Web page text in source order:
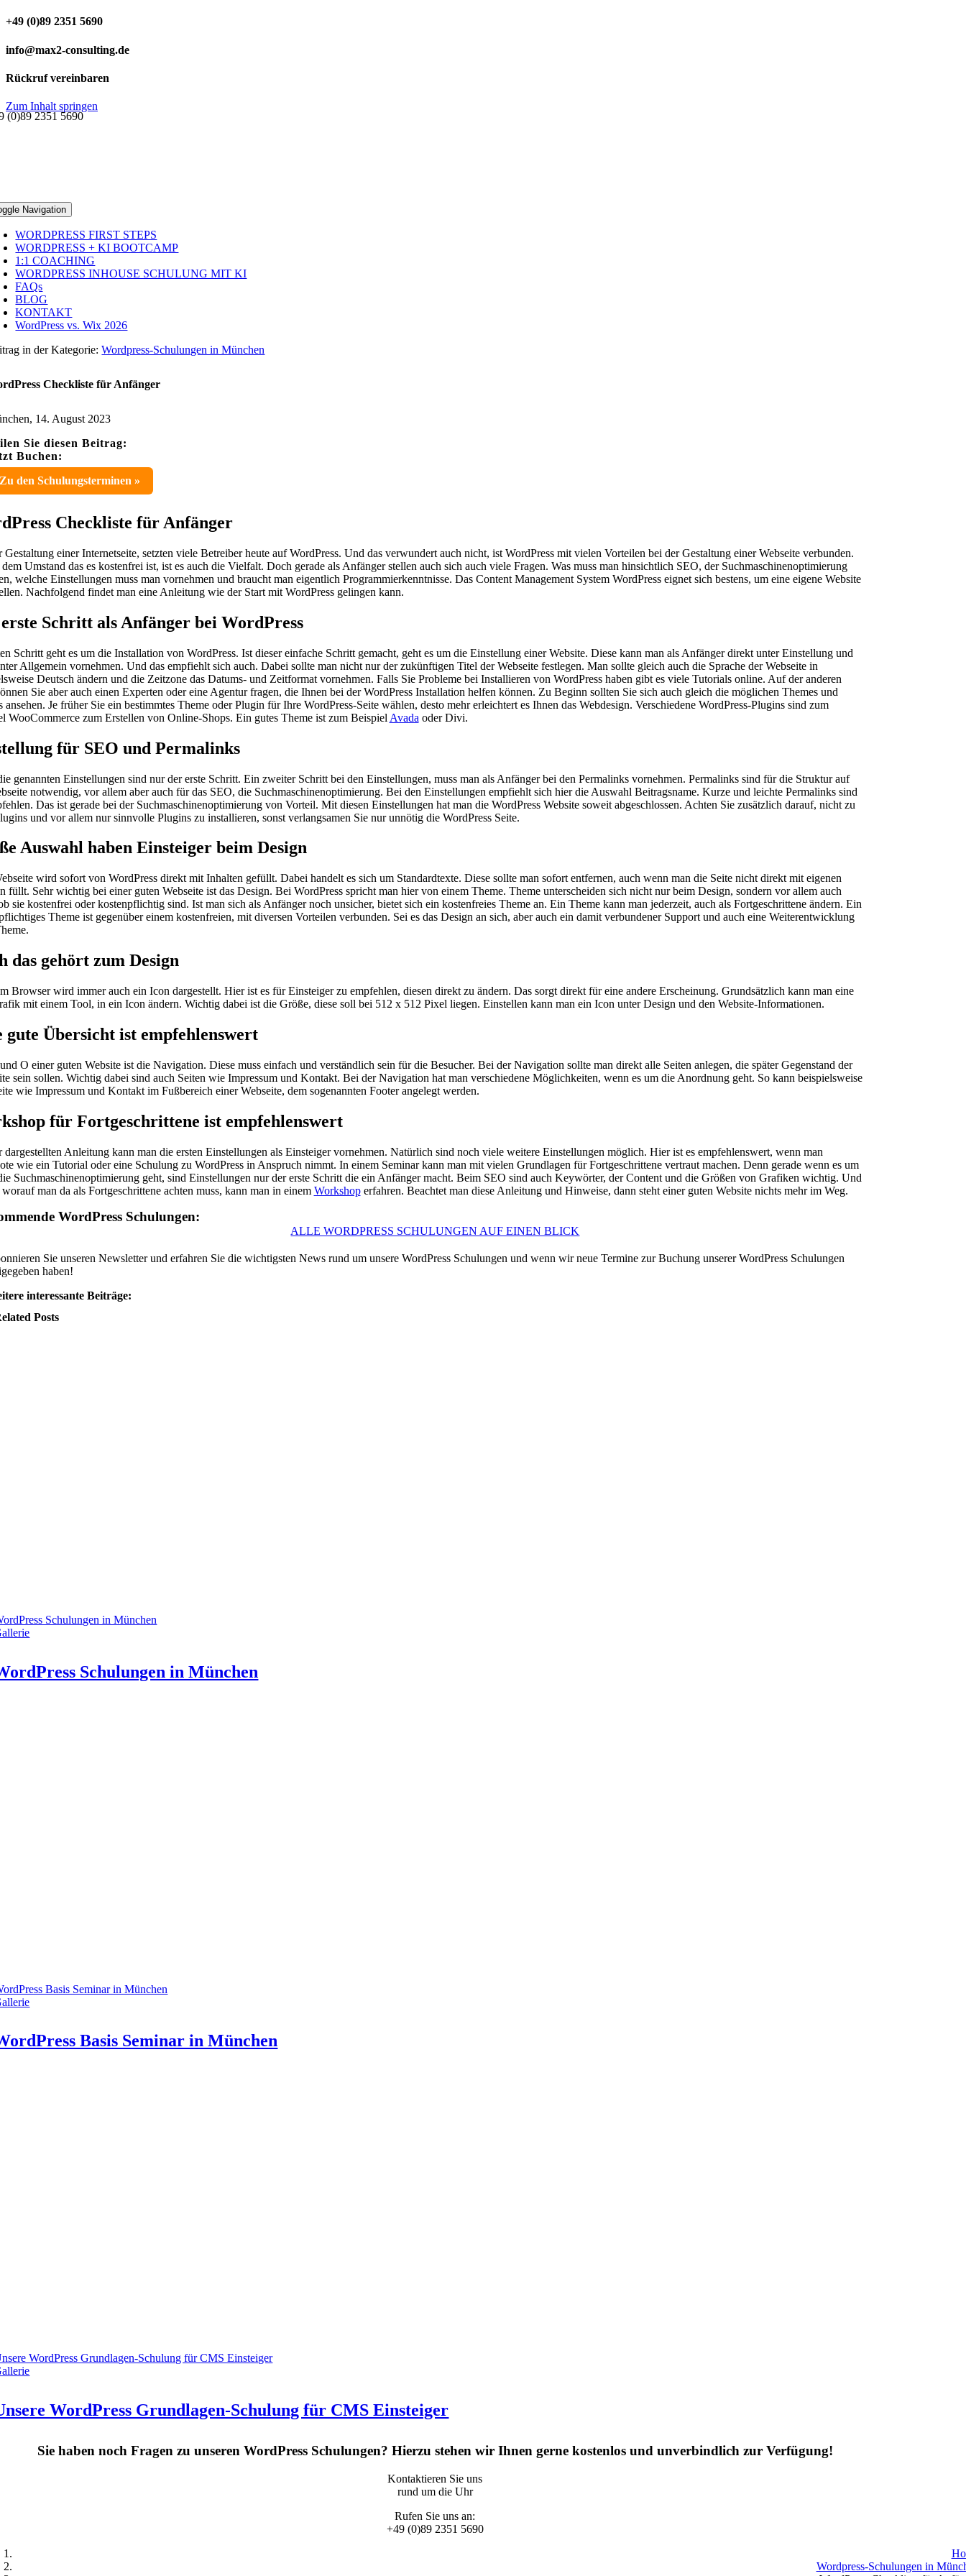
+49 (0)89 2351 5690
info@max2-consulting.de
Rückruf vereinbaren
Zum Inhalt springen
(0)89 2351 5690
Navigation
WORDPRESS FIRST STEPS
WORDPRESS + KI BOOTCAMP
1:1 COACHING
WORDPRESS INHOUSE SCHULUNG MIT KI
FAQs
BLOG
KONTAKT
WordPress vs. Wix 2026
in der Kategorie:Wordpress-Schulungen in München
Checkliste für Anfänger
14. August 2023
Sie diesen Beitrag:
Buchen:
Zu den Schulungsterminen »
Checkliste für Anfänger
Gestaltung einer Internetseite, setzten viele Betreiber heute auf WordPress. Und das verwundert auch nicht, ist WordPress mit vielen Vorteilen bei der Gestaltung einer Webseite verbunden.
Umstand das es kostenfrei ist, ist es auch die Vielfalt. Doch gerade als Anfänger stellen auch sich auch viele Fragen. Was muss man hinsichtlich SEO, der Suchmaschinenoptimierung
welche Einstellungen muss man vornehmen und braucht man eigentlich Programmierkenntnisse. Das Content Management System WordPress eignet sich bestens, um eine eigene Website
Nachfolgend findet man eine Anleitung wie der Start mit WordPress gelingen kann.
Schritt als Anfänger bei WordPress
Schritt geht es um die Installation von WordPress. Ist dieser einfache Schritt gemacht, geht es um die Einstellung einer Website. Diese kann man als Anfänger direkt unter Einstellung und
Allgemein vornehmen. Und das empfiehlt sich auch. Dabei sollte man nicht nur der zukünftigen Titel der Webseite festlegen. Man sollte gleich auch die Sprache der Webseite in
Deutsch ändern und die Zeitzone das Datums- und Zeitformat vornehmen. Falls Sie Probleme bei Installieren von WordPress haben gibt es viele Tutorials online. Auf der anderen
Sie aber auch einen Experten oder eine Agentur fragen, die Ihnen bei der WordPress Installation helfen können. Zu Beginn sollten Sie sich auch gleich die möglichen Themes und
ansehen. Je früher Sie ein bestimmtes Theme oder Plugin für Ihre WordPress-Seite wählen, desto mehr erleichtert es Ihnen das Webdesign. Verschiedene WordPress-Plugins sind zum
WooCommerce zum Erstellen von Online-Shops. Ein gutes Theme ist zum Beispiel Avada oder Divi.
für SEO und Permalinks
genannten Einstellungen sind nur der erste Schritt. Ein zweiter Schritt bei den Einstellungen, muss man als Anfänger bei den Permalinks vornehmen. Permalinks sind für die Struktur auf
notwendig, vor allem aber auch für das SEO, die Suchmaschinenoptimierung. Bei den Einstellungen empfiehlt sich hier die Auswahl Beitragsname. Kurze und leichte Permalinks sind
Das ist gerade bei der Suchmaschinenoptimierung von Vorteil. Mit diesen Einstellungen hat man die WordPress Website soweit abgeschlossen. Achten Sie zusätzlich darauf, nicht zu
und vor allem nur sinnvolle Plugins zu installieren, sonst verlangsamen Sie nur unnötig die WordPress Seite.
Auswahl haben Einsteiger beim Design
wird sofort von WordPress direkt mit Inhalten gefüllt. Dabei handelt es sich um Standardtexte. Diese sollte man sofort entfernen, auch wenn man die Seite nicht direkt mit eigenen
füllt. Sehr wichtig bei einer guten Webseite ist das Design. Bei WordPress spricht man hier von einem Theme. Theme unterscheiden sich nicht nur beim Design, sondern vor allem auch
sie kostenfrei oder kostenpflichtig sind. Ist man sich als Anfänger noch unsicher, bietet sich ein kostenfreies Theme an. Ein Theme kann man jederzeit, auch als Fortgeschrittene ändern. Ein
Theme ist gegenüber einem kostenfreien, mit diversen Vorteilen verbunden. Sei es das Design an sich, aber auch ein damit verbundener Support und auch eine Weiterentwicklung
das gehört zum Design
Browser wird immer auch ein Icon dargestellt. Hier ist es für Einsteiger zu empfehlen, diesen direkt zu ändern. Das sorgt direkt für eine andere Erscheinung. Grundsätzlich kann man eine
mit einem Tool, in ein Icon ändern. Wichtig dabei ist die Größe, diese soll bei 512 x 512 Pixel liegen. Einstellen kann man ein Icon unter Design und den Website-Informationen.
gute Übersicht ist empfehlenswert
O einer guten Website ist die Navigation. Diese muss einfach und verständlich sein für die Besucher. Bei der Navigation sollte man direkt alle Seiten anlegen, die später Gegenstand der
sein sollen. Wichtig dabei sind auch Seiten wie Impressum und Kontakt. Bei der Navigation hat man verschiedene Möglichkeiten, wenn es um die Anordnung geht. So kann beispielsweise
wie Impressum und Kontakt im Fußbereich einer Webseite, dem sogenannten Footer angelegt werden.
für Fortgeschrittene ist empfehlenswert
dargestellten Anleitung kann man die ersten Einstellungen als Einsteiger vornehmen. Natürlich sind noch viele weitere Einstellungen möglich. Hier ist es empfehlenswert, wenn man
wie ein Tutorial oder eine Schulung zu WordPress in Anspruch nimmt. In einem Seminar kann man mit vielen Grundlagen für Fortgeschrittene vertraut machen. Denn gerade wenn es um
Suchmaschinenoptimierung geht, sind Einstellungen nur der erste Schritt die ein Anfänger macht. Beim SEO sind auch Keywörter, der Content und die Größen von Grafiken wichtig. Und
worauf man da als Fortgeschrittene achten muss, kann man in einem Workshoperfahren. Beachtet man diese Anleitung und Hinweise, dann steht einer guten Website nichts mehr im Weg.
WordPress Schulungen:
ALLE WORDPRESS SCHULUNGEN AUF EINEN BLICK
Sie unseren Newsletter und erfahren Sie die wichtigsten News rund um unsere WordPress Schulungen und wenn wir neue Termine zur Buchung unserer WordPress Schulungen
haben!
interessante Beiträge:
Posts
Schulungen in München
Schulungen in München
Basis Seminar in München
Basis Seminar in München
WordPress Grundlagen-Schulung für CMS Einsteiger
WordPress Grundlagen-Schulung für CMS Einsteiger
Sie haben noch Fragen zu unseren WordPress Schulungen? Hierzu stehen wir Ihnen gerne kostenlos und unverbindlich zur Verfügung!
Kontaktieren Sie uns
rund um die Uhr
Rufen Sie uns an:
+49 (0)89 2351 5690
Wordpress-Schulungen in